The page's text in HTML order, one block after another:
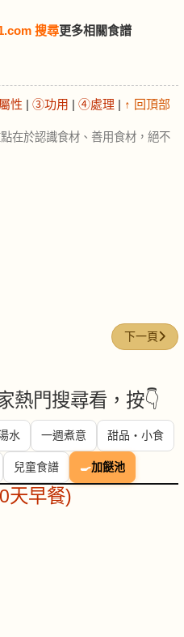
搜尋更多相關食譜
性 | ③功用 | ④處理 | ↑ 回頂部
在於認識食材、善用食材，絕不
octopus) 下一篇文
下一頁
熱門搜尋看，按👇
水 一週煮意 甜品・小食
兒童食譜 🍳加餸池
天早餐)